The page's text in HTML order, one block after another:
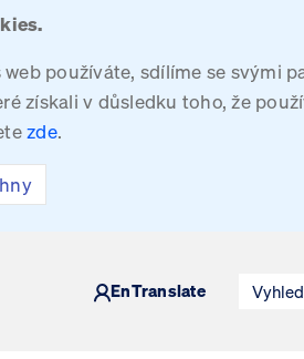
používáte, sdílíme se svými
získali v důsledku toho, že
zde.
EnTranslate